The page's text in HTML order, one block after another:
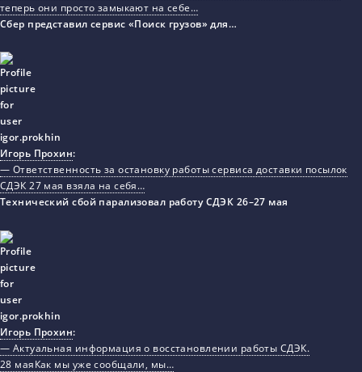
теперь они просто замыкают на себе…
Сбер представил сервис «Поиск грузов» для…
Игорь Прохин:
— Ответственность за остановку работы сервиса доставки посылок
СДЭК 27 мая взяла на себя…
Технический сбой парализовал работу СДЭК 26–27 мая
Игорь Прохин:
— Актуальная информация о восстановлении работы СДЭК.
28 маяКак мы уже сообщали, мы…